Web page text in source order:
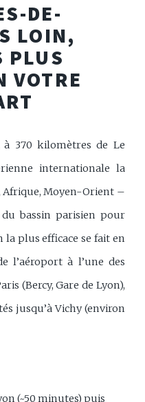
DE-
LOIN,
PLUS
VOTRE
à 370 kilomètres de Le
internationale la
Afrique, Moyen-Orient –
bassin parisien pour
la plus efficace se fait en
l’aéroport à l’une des
(Bercy, Gare de Lyon),
jusqu’à Vichy (environ
(~50 minutes) puis